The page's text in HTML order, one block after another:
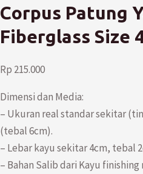
Corpus Patung
Fiberglass Size
Rp 215.000
Dimensi dan Media:
– Ukuran real standar sekitar
(tebal 6cm).
– Lebar kayu sekitar 4cm, tebal
– Bahan Salib dari Kayu